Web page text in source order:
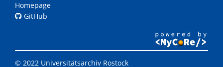
Homepage
GitHub
© 2022 Universitätsarchiv Rostock